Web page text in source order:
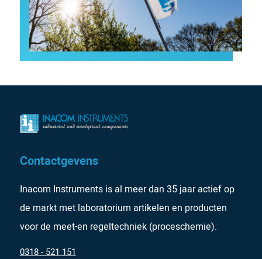
Contactgevens
Inacom Instruments is al meer dan 35 jaar actief op
de markt met laboratorium artikelen en producten
voor de meet-en regeltechniek (proceschemie).
0318 - 521 151